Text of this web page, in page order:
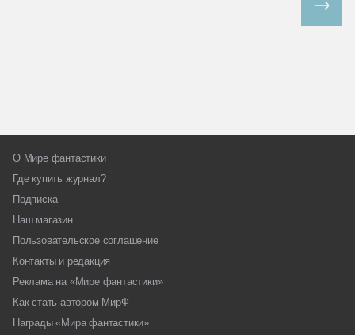
О Мире фантастики
Где купить журнал?
Подписка
Наш магазин
Пользовательское соглашение
Контакты и редакция
Реклама на «Мире фантастики»
Как стать автором МирФ
Награды «Мира фантастики»